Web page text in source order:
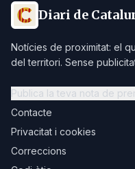
Diari de
Notícies de proximitat: el
del territori. Sense
Publica la teva nota de
Contacte
Privacitat i cookies
Correccions